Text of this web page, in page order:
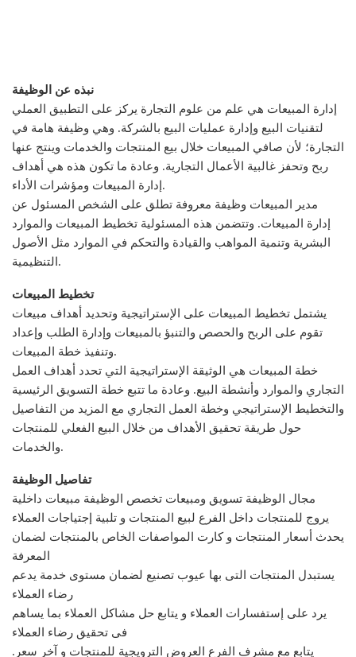
نبذه عن الوظيفة
إدارة المبيعات هي علم من علوم التجارة يركز على التطبيق العملي
لتقنيات البيع وإدارة عمليات البيع بالشركة. وهي وظيفة هامة في
التجارة؛ لأن صافي المبيعات خلال بيع المنتجات والخدمات وينتج عنها
ربح وتحفز غالبية الأعمال التجارية. وعادة ما تكون هذه هي أهداف
إدارة المبيعات ومؤشرات الأداء.
مدير المبيعات وظيفة معروفة تطلق على الشخص المسئول عن
إدارة المبيعات. وتتضمن هذه المسئولية تخطيط المبيعات والموارد
البشرية وتنمية المواهب والقيادة والتحكم في الموارد مثل الأصول
التنظيمية.
تخطيط المبيعات
يشتمل تخطيط المبيعات على الإستراتيجية وتحديد أهداف مبيعات
تقوم على الربح والحصص والتنبؤ بالمبيعات وإدارة الطلب وإعداد
وتنفيذ خطة المبيعات.
خطة المبيعات هي الوثيقة الإستراتيجية التي تحدد أهداف العمل
التجاري والموارد وأنشطة البيع. وعادة ما تتبع خطة التسويق الرئيسية
والتخطيط الإستراتيجي وخطة العمل التجاري مع المزيد من التفاصيل
حول طريقة تحقيق الأهداف من خلال البيع الفعلي للمنتجات
والخدمات.
تفاصيل الوظيفة
مجال الوظيفة تسويق ومبيعات تخصص الوظيفة مبيعات داخلية
يروج للمنتجات داخل الفرع لبيع المنتجات و تلبية إجتياجات العملاء
يحدث أسعار المنتجات و كارت المواصفات الخاص بالمنتجات لضمان
المعرفة
يستبدل المنتجات التى بها عيوب تصنيع لضمان مستوى خدمة يدعم
رضاء العملاء
يرد على إستفسارات العملاء و يتابع حل مشاكل العملاء بما يساهم
فى تحقيق رضاء العملاء
.يتابع مع مشرف الفرع العروض الترويجية للمنتجات و آخر سعر